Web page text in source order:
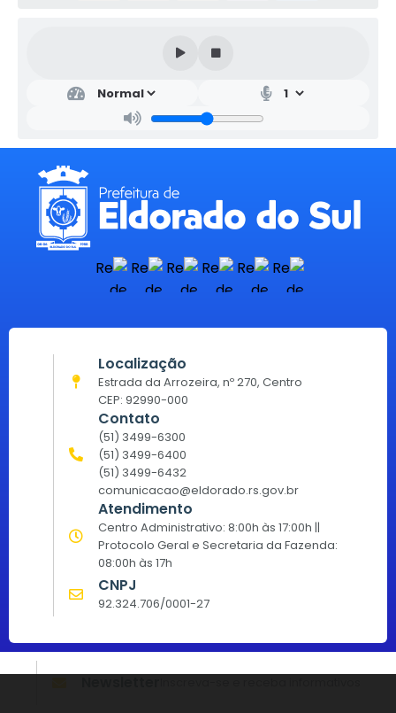
Localização
Estrada da Arrozeira, nº 270, Centro
CEP: 92990-000
Contato
(51) 3499-6300
(51) 3499-6400
(51) 3499-6432
comunicacao@eldorado.rs.gov.br
Atendimento
Centro Administrativo: 8:00h às 17:00h ||
Protocolo Geral e Secretaria da Fazenda:
08:00h às 17h
CNPJ
92.324.706/0001-27